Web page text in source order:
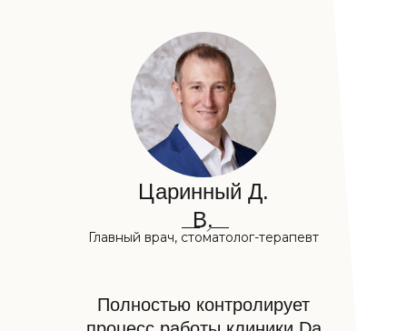
Царинный Д.
В.
Главный врач, стоматолог-терапевт
Полностью контролирует